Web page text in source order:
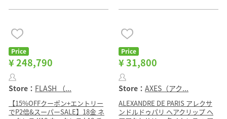
Price
¥ 248,790
Store： FLASH （...
【15%OFFクーポン+エントリー
でP2倍&スーパーSALE】18金 ネ
Price
¥ 31,800
Store： AXES（アク...
ALEXANDRE DE PARIS アレクサ
ンドルドゥパリ ヘアクリップ ヘ